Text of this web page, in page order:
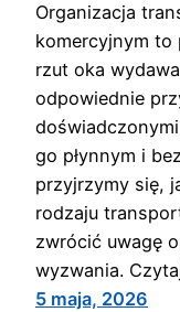
Organizacja
komercyjnym to
rzut oka
odpowiednie
go płynnym i
przyjrzymy się,
rodzaju
zwrócić uwagę
wyzwania.
5 maja, 2026